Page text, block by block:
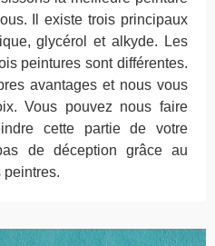
Il existe trois principaux
glycérol et alkyde. Les
peintures sont différentes.
avantages et nous vous
Vous pouvez nous faire
cette partie de votre
de déception grâce au
peintres.